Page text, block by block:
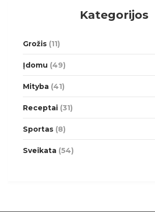
Kategorijos
Grožis (11)
Įdomu (49)
Mityba (41)
Receptai (31)
Sportas (8)
Sveikata (54)